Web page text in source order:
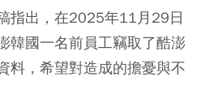
指出，在2025年11月29日
韓國一名前員工竊取了酷澎
料，希望對造成的擔憂與不